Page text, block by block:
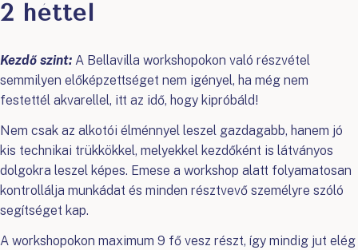
2 héttel
Kezdő szint: A Bellavilla workshopokon való részvétel
semmilyen előképzettséget nem igényel, ha még nem
festettél akvarellel, itt az idő, hogy kipróbáld!
Nem csak az alkotói élménnyel leszel gazdagabb, hanem jó
kis technikai trükkökkel, melyekkel kezdőként is látványos
dolgokra leszel képes. Emese a workshop alatt folyamatosan
kontrollálja munkádat és minden résztvevő személyre szóló
segítséget kap.
A workshopokon maximum 9 fő vesz részt, így mindig jut elég